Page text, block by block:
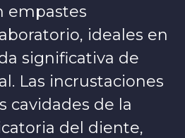
empastes
ideales en
significativa de
Las incrustaciones
cavidades de la
del diente,